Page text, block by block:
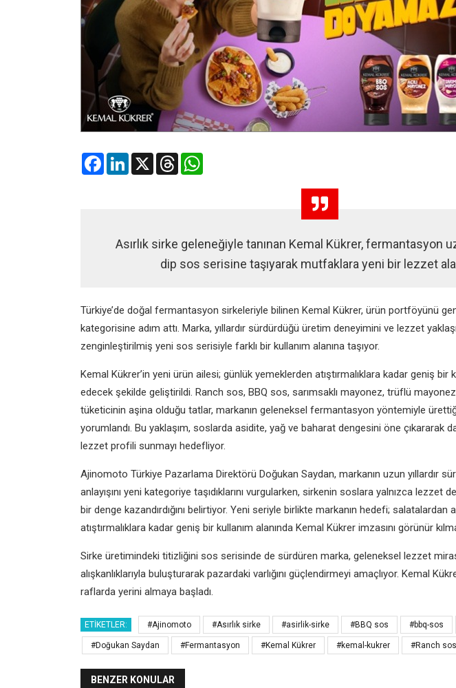
FacebookLinkedIn
X Threads
Asırlık sirke geleneğiyle tanınan Kemal Kükrer, fermantasyon
dip sos serisine taşıyarak mutfaklara yeni bir lezzet
Türkiye’de doğal fermantasyon sirkeleriyle bilinen Kemal Kükrer, ürün portföyünü
kategorisine adım attı. Marka, yıllardır sürdürdüğü üretim deneyimini ve lezzet
zenginleştirilmiş yeni sos serisiyle farklı bir kullanım alanına taşıyor.
Kemal Kükrer’in yeni ürün ailesi; günlük yemeklerden atıştırmalıklara kadar geniş bir
edecek şekilde geliştirildi. Ranch sos, BBQ sos, sarımsaklı mayonez, trüflü mayonez
tüketicinin aşina olduğu tatlar, markanın geleneksel fermantasyon yöntemiyle
yorumlandı. Bu yaklaşım, soslarda asidite, yağ ve baharat dengesini öne çıkararak
lezzet profili sunmayı hedefliyor.
Ajinomoto Türkiye Pazarlama Direktörü Doğukan Saydan, markanın uzun yıllardır
anlayışını yeni kategoriye taşıdıklarını vurgularken, sirkenin soslara yalnızca lezzet
bir denge kazandırdığını belirtiyor. Yeni seriyle birlikte markanın hedefi;
atıştırmalıklara kadar geniş bir kullanım alanında Kemal Kükrer imzasını görünür
Sirke üretimindeki titizliğini sos serisinde de sürdüren marka, geleneksel lezzet
alışkanlıklarıyla buluşturarak pazardaki varlığını güçlendirmeyi amaçlıyor. Kemal
raflarda yerini almaya başladı.
ETIKETLER: #Ajinomoto #Asırlık sirke #asirlik-sirke #BBQ sos #bbq-sos
#Doğukan Saydan #Fermantasyon #Kemal Kükrer #kemal-kukrer #Ranch sos
BENZER KONULAR